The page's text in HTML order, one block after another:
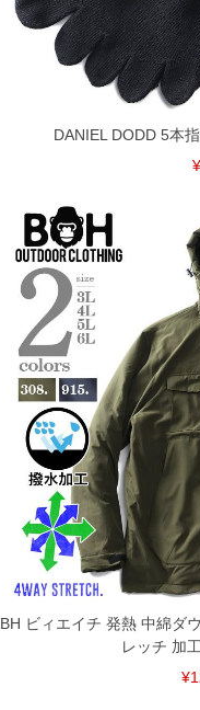
DANIEL DODD 5本
BH ビィエイチ 発熱 中綿ダ
レッチ 加